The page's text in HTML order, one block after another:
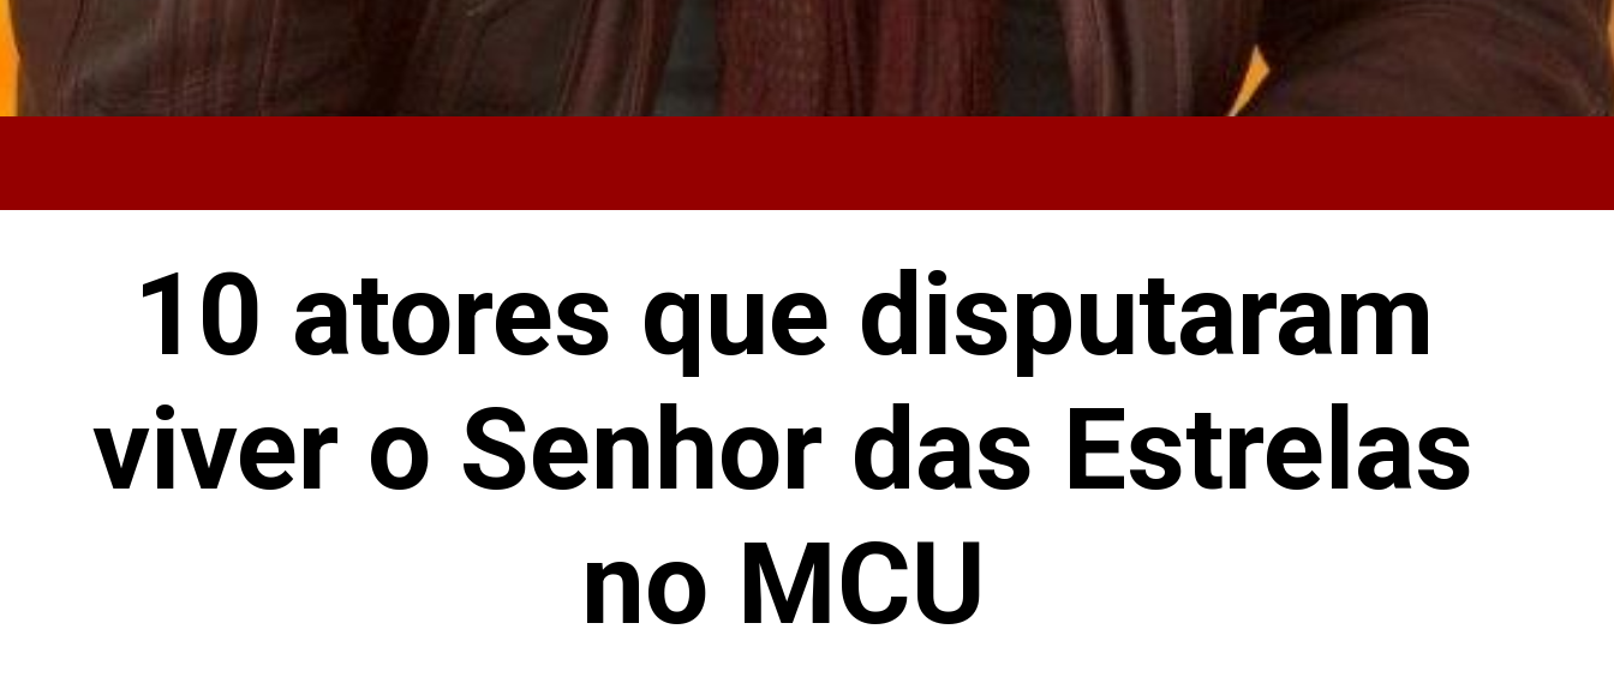
10 atores que disputaram
viver o Senhor das Estrelas
no MCU